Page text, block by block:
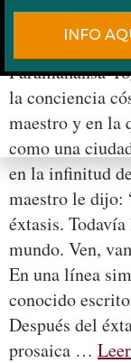
Sólo se trata
En la famosa
Paramahansa
la conciencia
maestro y en la
como una
en la infinitud
maestro le dijo:
éxtasis.
mundo. Ven,
En una línea
conocido
Después del
prosaica …
INFO